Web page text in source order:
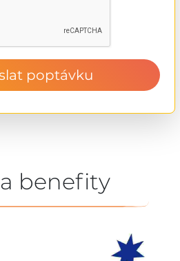
poptávku
benefity